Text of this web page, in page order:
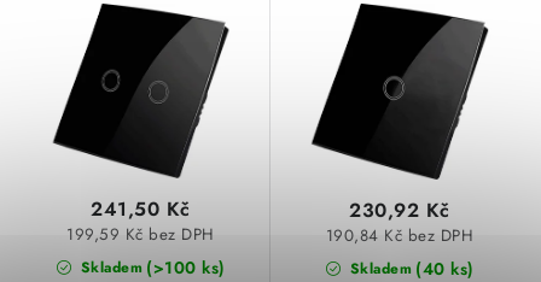
SVÍTIDLA interiérová
SVÍTIDLA technická
VÝPRODEJ
GXSH043
Skladem (>100 ks)
199,59 Kč bez DPH
241,50 Kč
GXSH042
Skladem (40 ks)
190,84 Kč bez DPH
230,92 Kč